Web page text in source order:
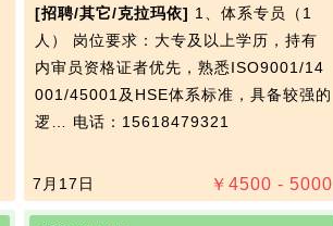
[招聘/其它/克拉玛依] 1、体系专员（1
人） 岗位要求：大专及以上学历，持有
内审员资格证者优先，熟悉ISO9001/14
001/45001及HSE体系标准，具备较强的
逻… 电话：15618479321
￥ 4500 - 5000
7月17日